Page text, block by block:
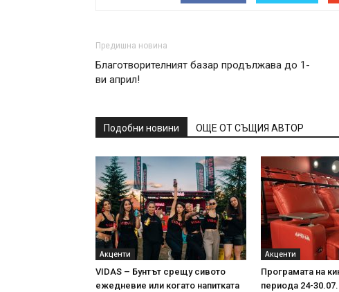
Предишна новина
Благотворителният базар продължава до 1-
ви април!
Подобни новини ОЩЕ ОТ СЪЩИЯ АВТОР
Акценти
VIDAS – Бунтът срещу сивото
ежедневие или когато напитката
Акценти
Програмата на
периода 24-